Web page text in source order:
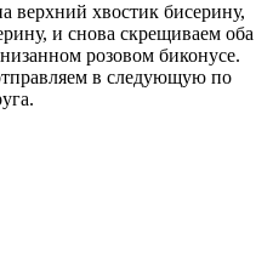
хвостик бисерину,
и снова скрещиваем оба
розовом биконусе.
в следующую по